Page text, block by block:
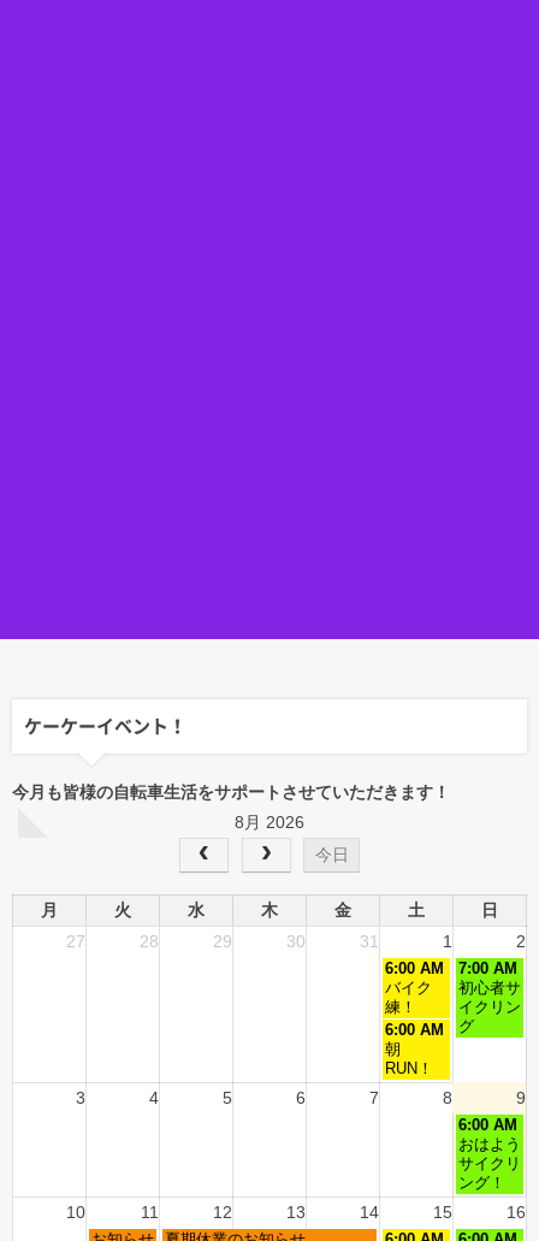
ケーケーイベント！
今月も皆様の自転車生活をサポートさせていただきます！
8月 2026
今日
月 火 水 木 金 土
日
27
28 29 30 31 1 2
6:00 AM
バイク
練！
7:00 AM
初心者サ
イクリン
グ
6:00 AM
朝
RUN！
3 4 5 6 7 8 9
6:00 AM
おはよう
サイクリ
ング！
10 11 12 13 14 15 16